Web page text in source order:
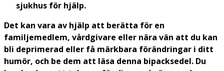
sjukhus för hjälp.
Det kan vara av hjälp att berätta för en
familjemedlem, vårdgivare eller nära vän att du kan
bli deprimerad eller få märkbara förändringar i ditt
humör, och be dem att läsa denna bipacksedel. Du